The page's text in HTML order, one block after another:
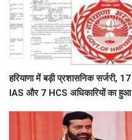
हरियाणा में बड़ी प्रशासनिक सर्जरी, 17
IAS और 7 HCS अधिकारियों का हुआ